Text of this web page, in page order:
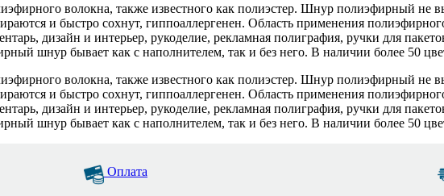
волокна, также известного как полиэстер. Шнур полиэфирный не
и быстро сохнут, гиппоаллергенен. Область применения
дизайн и интерьер, рукоделие, рекламная полиграфия, ручки для
шнур бывает как с наполнителем, так и без него. В наличии более 50
волокна, также известного как полиэстер. Шнур полиэфирный не
и быстро сохнут, гиппоаллергенен. Область применения
дизайн и интерьер, рукоделие, рекламная полиграфия, ручки для
шнур бывает как с наполнителем, так и без него. В наличии более 50
Оплата